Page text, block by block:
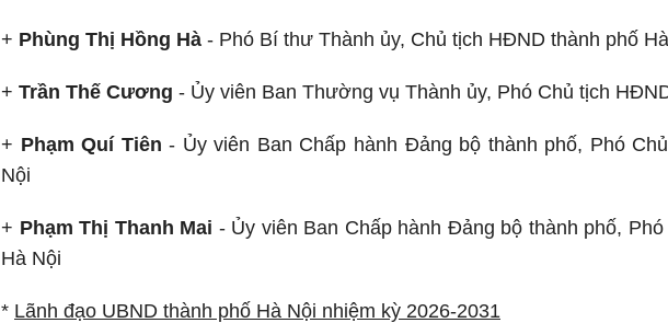
+ Phùng Thị Hồng Hà - Phó Bí thư Thành ủy, Chủ tịch HĐND thành phố
+ Trần Thế Cương - Ủy viên Ban Thường vụ Thành ủy, Phó Chủ tịch
+ Phạm Quí Tiên - Ủy viên Ban Chấp hành Đảng bộ thành phố, Phó
Nội
+ Phạm Thị Thanh Mai - Ủy viên Ban Chấp hành Đảng bộ thành phố,
Hà Nội
* Lãnh đạo UBND thành phố Hà Nội nhiệm kỳ 2026-2031